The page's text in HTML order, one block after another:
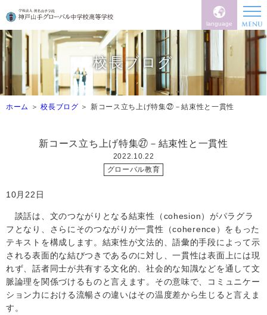
language
校長ブログ
ホーム 校長ブログ 新コース立ち上げ特集㉗－結束性と一貫性
新コース立ち上げ特集㉗－結束性と一貫性
2022.10.22
グローバル教育
10月22 日
談話は、文のつながりとなる結束性（cohesion）がパラグラ
フとなり、さらにそのつながりが一貫性（coherence）をもった
テキストを構成します。結束性が文法的、語彙的手段によって示
される表面的な結びつきであるのに対し、一貫性は表面上には現
れず、話者同士が共有する文化的、社会的な知識などを通して文
脈論理を関係づけるものと言えます。その意味で、コミュニケー
ション力における流暢さの違いはその温度差から生じると言えま
す。